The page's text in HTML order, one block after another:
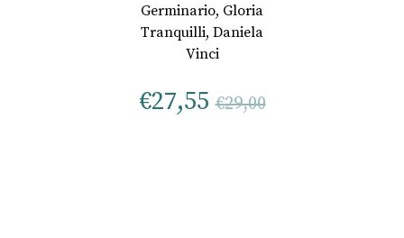
Germinario, Gloria
Tranquilli, Daniela
Vinci
€27,55 €29,00